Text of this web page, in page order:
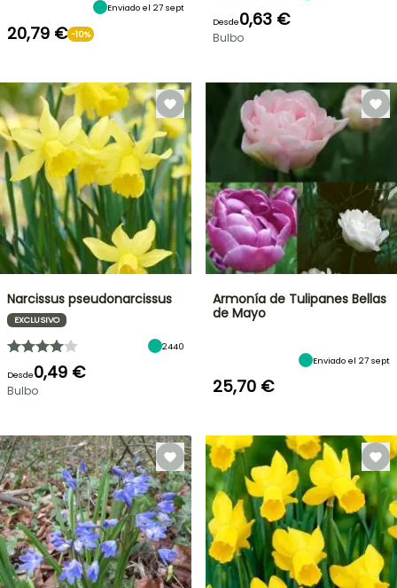
Enviado el 27 sept
20,79 € -10%
Desde0,63 €
Bulbo
Narcissus pseudonarcissus
EXCLUSIVO
2440
Desde0,49 €
Bulbo
Armonía de Tulipanes Bellas
de Mayo
Enviado el 27 sept
25,70 €